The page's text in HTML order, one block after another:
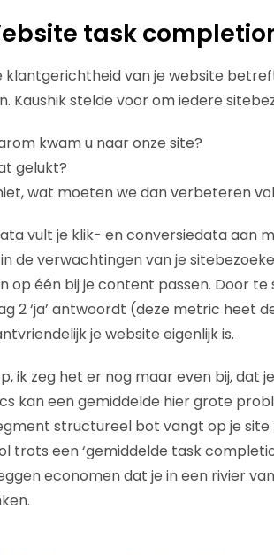
task
klantgerichtheid van je website
Kaushik stelde voor om iedere
kwam u naar onze site?
gelukt?
wat moeten we dan verbeteren
vult je klik- en conversiedata aan
de verwachtingen van je
op één bij je content passen. Door
2 ‘ja’ antwoordt (deze metric heet
je website eigenlijk is.
ik zeg het er nog maar even bij, dat
kan een gemiddelde hier grote
structureel bot vangt op je
trots een ‘gemiddelde task
economen dat je in een rivier